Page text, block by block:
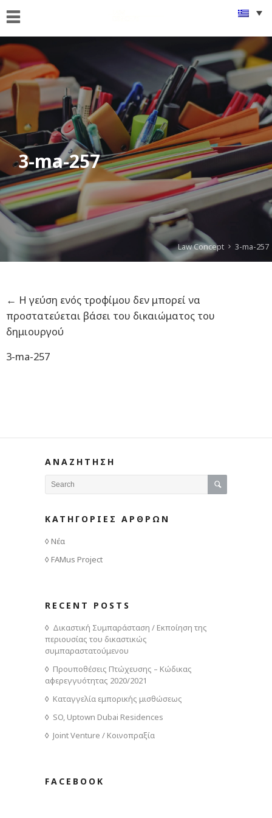
3-ma-257
Law Concept 3-ma-257
← Η γεύση ενός τροφίμου δεν μπορεί να
προστατεύεται βάσει του δικαιώματος του
δημιουργού
3-ma-257
ΑΝΑΖΗΤΗΣΗ
ΚΑΤΗΓΟΡΙΕΣ ΑΡΘΡΩΝ
Νέα
FAMus Project
RECENT POSTS
Δικαστική Συμπαράσταση / Εκποίηση της
περιουσίας του δικαστικώς
συμπαραστατούμενου
Προυποθέσεις Πτώχευσης – Κώδικας
αφερεγγυότητας 2020/2021
Καταγγελία εμπορικής μισθώσεως
SO, Uptown Dubai Residences
Joint Venture / Κοινοπραξία
FACEBOOK
ΕΙΜΑΣΤΕ
ΤΙ
ΚΑΝΟΥΜΕ
FAMus
Project
GDPR
ΝΕΑ
ΟΜΟΓΕΝΕΙΑ
ΕΠΙΚΟΙΝΩΝΙΑ